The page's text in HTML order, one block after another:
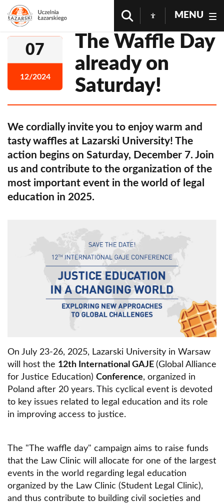
MENU
07
12/2024
The Waffle Day
already on
Saturday!
We cordially invite you to enjoy warm and
tasty waffles at Lazarski University! The
action begins on Saturday, December 7. Join
us and contribute to the organization of the
most important event in the world of legal
education in 2025.
On July 23-26, 2025, Lazarski University in Warsaw
will host the 12th International GAJE (Global Alliance
for Justice Education) Conference, organized in
Poland after 20 years. This cyclical event is devoted
to key issues related to legal education and its role
in improving access to justice.
The "The waffle day" campaign aims to raise funds
that the Law Clinic will allocate for one of the largest
events in the world regarding legal education
organized by the Law Clinic (Student Legal Clinic),
and thus contribute to building civil societies and